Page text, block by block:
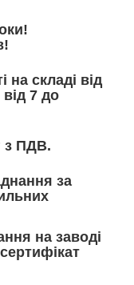
на складі від
7 до
з ПДВ.
за
на заводі